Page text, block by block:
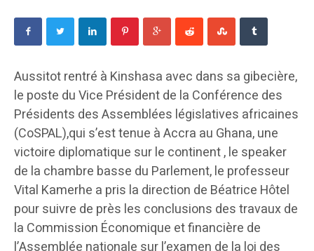
Aussitot rentré à Kinshasa avec dans sa gibecière,
le poste du Vice Président de la Conférence des
Présidents des Assemblées législatives africaines
(CoSPAL),qui s’est tenue à Accra au Ghana, une
victoire diplomatique sur le continent , le speaker
de la chambre basse du Parlement, le professeur
Vital Kamerhe a pris la direction de Béatrice Hôtel
pour suivre de près les conclusions des travaux de
la Commission Économique et financière de
l’Assemblée nationale sur l’examen de la loi des